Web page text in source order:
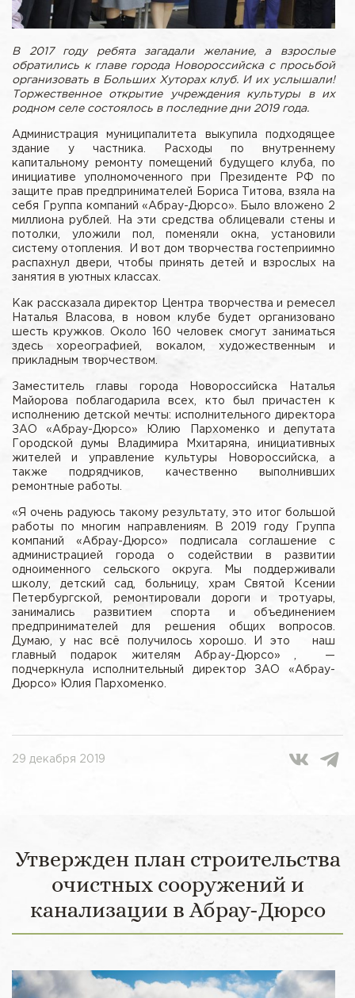
В 2017 году ребята загадали желание, а взрослые
обратились к главе города Новороссийска с просьбой
организовать в Больших Хуторах клуб. И их услышали!
Торжественное открытие учреждения культуры в их
родном селе состоялось в последние дни 2019 года.
Администрация муниципалитета выкупила подходящее
здание у частника. Расходы по внутреннему
капитальному ремонту помещений будущего клуба, по
инициативе уполномоченного при Президенте РФ по
защите прав предпринимателей Бориса Титова, взяла на
себя Группа компаний «Абрау-Дюрсо». Было вложено 2
миллиона рублей. На эти средства облицевали стены и
потолки, уложили пол, поменяли окна, установили
систему отопления. И вот дом творчества гостеприимно
распахнул двери, чтобы принять детей и взрослых на
занятия в уютных классах.
Как рассказала директор Центра творчества и ремесел
Наталья Власова, в новом клубе будет организовано
шесть кружков. Около 160 человек смогут заниматься
здесь хореографией, вокалом, художественным и
прикладным творчеством.
Заместитель главы города Новороссийска Наталья
Майорова поблагодарила всех, кто был причастен к
исполнению детской мечты: исполнительного директора
ЗАО «Абрау-Дюрсо» Юлию Пархоменко и депутата
Городской думы Владимира Мхитаряна, инициативных
жителей и управление культуры Новороссийска, а
также подрядчиков, качественно выполнивших
ремонтные работы.
«Я очень радуюсь такому результату, это итог большой
работы по многим направлениям. В 2019 году Группа
компаний «Абрау-Дюрсо» подписала соглашение с
администрацией города о содействии в развитии
одноименного сельского округа. Мы поддерживали
школу, детский сад, больницу, храм Святой Ксении
Петербургской, ремонтировали дороги и тротуары,
занимались развитием спорта и объединением
предпринимателей для решения общих вопросов.
Думаю, у нас всё получилось хорошо. И это наш
главный подарок жителям Абрау-Дюрсо» , —
подчеркнула исполнительный директор ЗАО «Абрау-
Дюрсо» Юлия Пархоменко.
29 декабря 2019
Утвержден план строительства
очистных сооружений и
канализации в Абрау-Дюрсо